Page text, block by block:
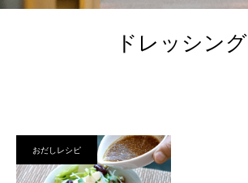
ドレッシング
おだしレシピ